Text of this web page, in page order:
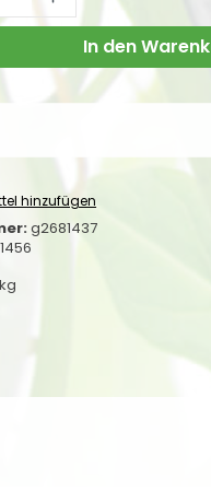
In den
hinzufügen
g2681437